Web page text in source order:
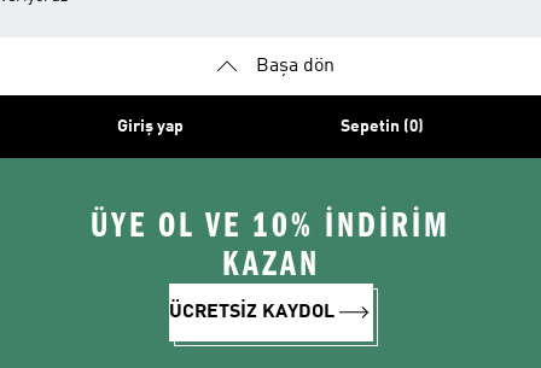
Başa dön
Giriş yap Sepetin (0)
ÜYE OL VE 10% İNDİRİM
KAZAN
ÜCRETSİZ KAYDOL